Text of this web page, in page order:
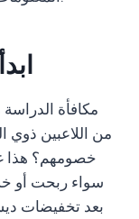
مكافأة
من اللاعبين ذوي
بعد تخفيضات